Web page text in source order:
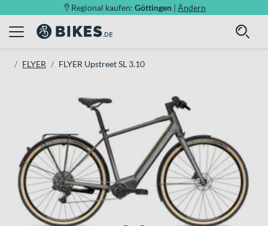
Regional kaufen: Göttingen | Ändern
FLYER FLYER Upstreet SL 3.10